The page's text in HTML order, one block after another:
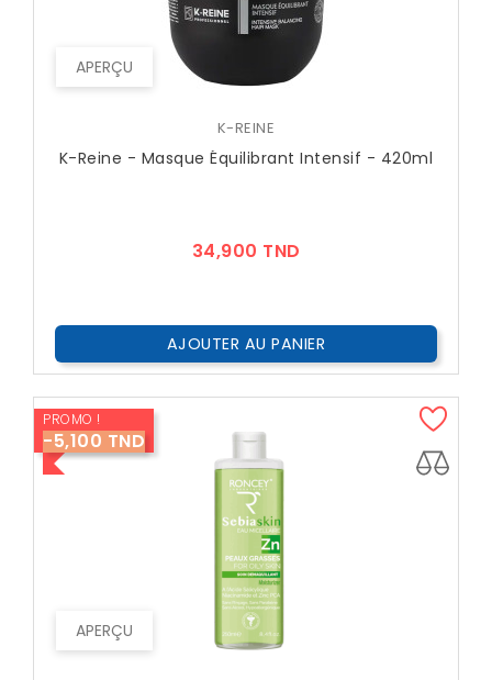
APERÇU
K-REINE
K-Reine - Masque Équilibrant Intensif - 420ml
34,900 TND
AJOUTER AU PANIER
APERÇU
PROMO !
-5,100 TND